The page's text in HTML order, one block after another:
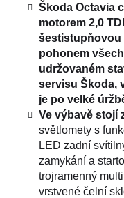
Škoda Octavia
motorem 2,0
šestistupňovou
pohonem
udržovaném
servisu Škoda,
je po velké
Ve výbavě stojí
světlomety s
LED zadní
zamykání a
trojramenný
vrstvené čelní